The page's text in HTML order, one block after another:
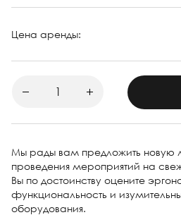
Цена аренды:
Мы рады вам предложить новую
проведения мероприятий на
Вы по достоинству оцените
функциональность и
оборудования.